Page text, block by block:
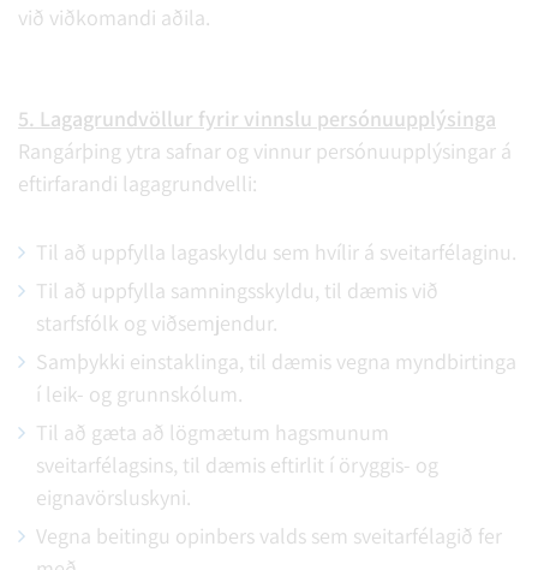
við viðkomandi aðila.
5. Lagagrundvöllur fyrir vinnslu persónuupplýsinga
Rangárþing ytra safnar og vinnur persónuupplýsingar á
eftirfarandi lagagrundvelli:
Til að uppfylla lagaskyldu sem hvílir á sveitarfélaginu.
Til að uppfylla samningsskyldu, til dæmis við
starfsfólk og viðsemjendur.
Samþykki einstaklinga, til dæmis vegna myndbirtinga
í leik- og grunnskólum.
Til að gæta að lögmætum hagsmunum
sveitarfélagsins, til dæmis eftirlit í öryggis- og
eignavörsluskyni.
Vegna beitingu opinbers valds sem sveitarfélagið fer